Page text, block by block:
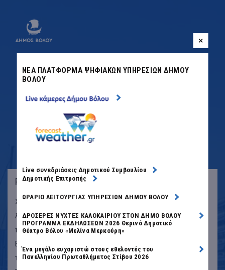
ΝΕΑ ΠΛΑΤΦΟΡΜΑ ΨΗΦΙΑΚΩΝ ΥΠΗΡΕΣΙΩΝ ΔΗΜΟΥ
ΒΟΛΟΥ
Live συνεδριάσεις Δημοτικού Συμβουλίου
Δημοτικής Επιτροπής
ΩΡΑΡΙΟ ΛΕΙΤΟΥΡΓΙΑΣ ΥΠΗΡΕΣΙΩΝ ΔΗΜΟΥ ΒΟΛΟΥ
ΔΡΟΣΕΡΕΣ ΝΥΧΤΕΣ ΚΑΛΟΚΑΙΡΙΟΥ ΣΤΟΝ ΔΗΜΟ BΟΛΟΥ
ΠΡΟΓΡΑΜΜΑ ΕΚΔΗΛΩΣΕΩΝ 2026 Θερινό Δημοτικό
Θέατρο Βόλου «Μελίνα Μερκούρη»
Ένα μεγάλο ευχαριστώ στους εθελοντές του
Πανελληνίου Πρωταθλήματος Στίβου 2026
ΚΑΛΩΣΗΡΘΑΤΕ ΣΤΟ ΔΗΜΟ
Ρυθμίσεις Cookies
Χρησιμοποιούμε cookies για να υποστηρίξουμε τη
λειτουργία, να αναλύσουμε την επισκεψιμότητα, να
προσωποποιήσουμε το περιεχόμενο και τις διαφημίσεις.
Επιπλέον, μπορεί να μοιραστούμε πληροφορίες σχετικά με
τη χρήση σας του ιστοχώρου μας με του συνεργάτες μας.